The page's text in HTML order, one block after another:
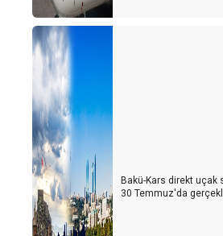
Bakü-Kars direkt uçak
30 Temmuz'da